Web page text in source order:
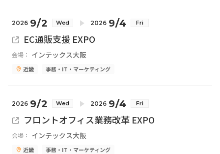
2026 9/2 Wed 2026 9/4 Fri
EC通販支援 EXPO
会場： インテックス大阪
近畿 事務・IT・マーケティング
2026 9/2 Wed 2026 9/4 Fri
フロントオフィス業務改革 EXPO
会場： インテックス大阪
近畿 事務・IT・マーケティング